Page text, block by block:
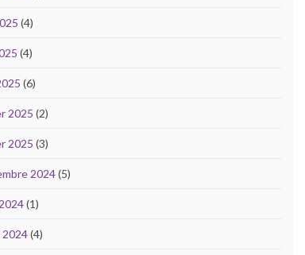
(4)
(4)
(6)
2025 (2)
2025 (3)
2024(5)
(1)
(4)